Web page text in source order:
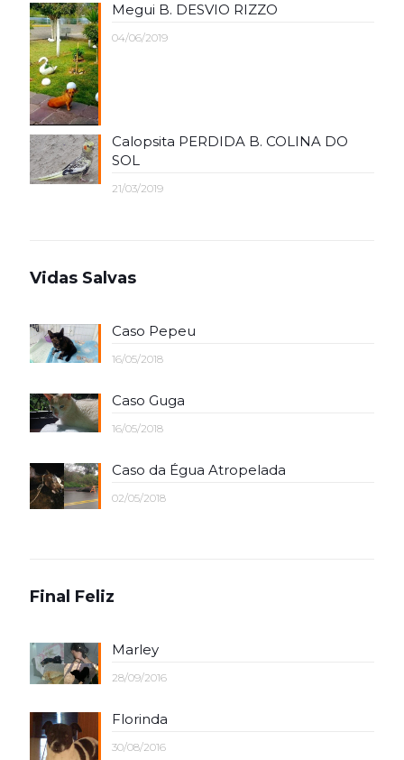
Megui B. DESVIO RIZZO
04/06/2019
Calopsita PERDIDA B. COLINA DO
SOL
21/03/2019
Vidas Salvas
Caso Pepeu
16/05/2018
Caso Guga
16/05/2018
Caso da Égua Atropelada
02/05/2018
Final Feliz
Marley
28/09/2016
Florinda
30/08/2016